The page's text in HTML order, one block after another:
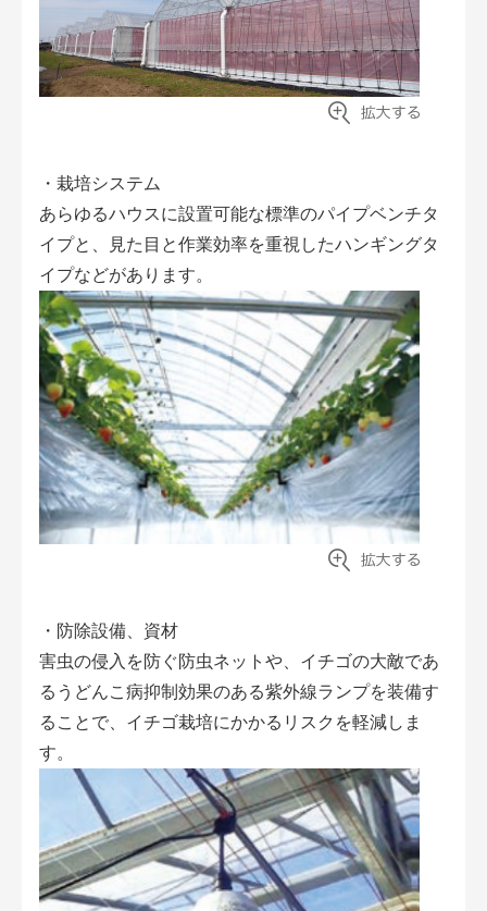
・栽培システム
あらゆるハウスに設置可能な標準のパイプベンチタ
イプと、見た目と作業効率を重視したハンギングタ
イプなどがあります。
・防除設備、資材
害虫の侵入を防ぐ防虫ネットや、イチゴの大敵であ
るうどんこ病抑制効果のある紫外線ランプを装備す
ることで、イチゴ栽培にかかるリスクを軽減しま
す。